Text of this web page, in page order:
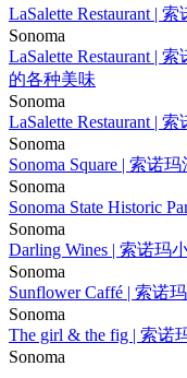
LaSalette Restaurant |
Sonoma
LaSalette Restaurant |
的各种美味
Sonoma
LaSalette Restaurant |
Sonoma
Sonoma Square | 索诺
Sonoma
Sonoma State Historic
Sonoma
Darling Wines | 索诺玛
Sonoma
Sunflower Caffé | 索诺
Sonoma
The girl & the fig | 索
Sonoma